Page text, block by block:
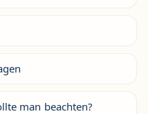
man beachten?